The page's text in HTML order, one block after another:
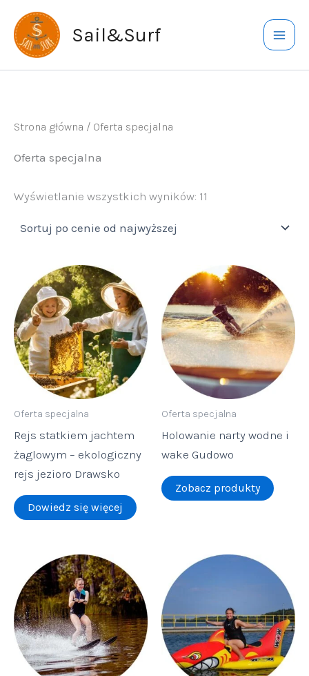
Przejdź
treści
Sail&Surf
Strona główna / Oferta specjalna
Oferta specjalna
Wyświetlanie wszystkich wyników: 11
niskiej
Oferta specjalna
Rejs statkiem jachtem
żaglowym – ekologiczny
rejs jezioro Drawsko
Dowiedz się więcej
Oferta specjalna
Holowanie narty wodne i
wake Gudowo
Zobacz produkty